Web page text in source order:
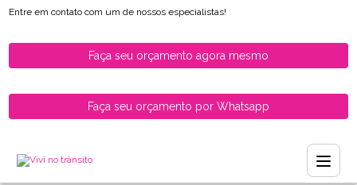
Entre em contato com um de nossos especialistas!
Faça seu orçamento agora mesmo
Faça seu orçamento por Whatsapp